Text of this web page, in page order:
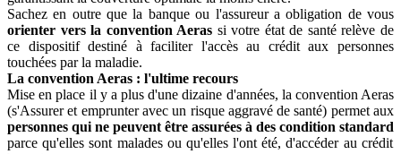
Sachez en outre que la banque ou l'assureur a obligation de vous
orienter vers la convention Aeras si votre état de santé relève de
ce dispositif destiné à faciliter l'accès au crédit aux personnes
touchées par la maladie.
La convention Aeras : l'ultime recours
Mise en place il y a plus d'une dizaine d'années, la convention Aeras
(s'Assurer et emprunter avec un risque aggravé de santé) permet aux
personnes qui ne peuvent être assurées à des condition standard
parce qu'elles sont malades ou qu'elles l'ont été, d'accéder au crédit